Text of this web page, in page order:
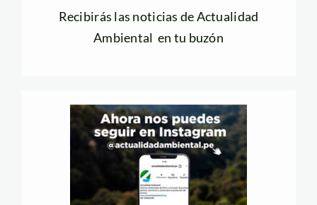
Recibirás las noticias de Actualidad
Ambiental en tu buzón